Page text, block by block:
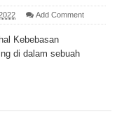
Add Comment
Kebebasan
di dalam sebuah